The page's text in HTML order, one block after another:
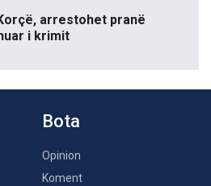
arrestohet pranë
i krimit
Bota
Opinion
Koment